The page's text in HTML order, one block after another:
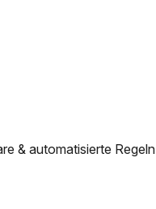
& automatisierte Regeln